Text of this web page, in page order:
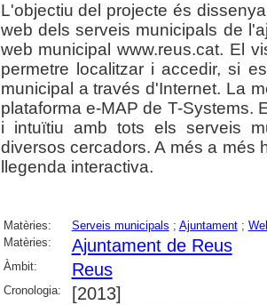
L'objectiu del projecte és
web dels serveis municipals de
web municipal www.reus.cat. El
permetre localitzar i accedir, si
municipal a través d'Internet. La
plataforma e-MAP de T-Systems.
i intuïtiu amb tots els serveis
diversos cercadors. A més a més
llegenda interactiva.
Matèries: Serveis municipals ; Ajuntament;
Matèries:
Ajuntament de Reus
Àmbit: Reus
Cronologia: [2013]